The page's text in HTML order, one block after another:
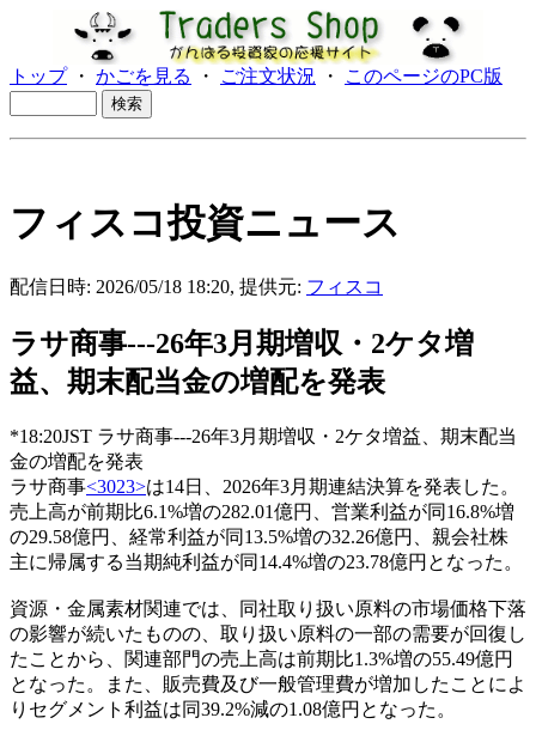
トップ・ かごを見る ・ ご注文状況 ・ このページのPC版
フィスコ投資ニュース
配信日時: 2026/05/18 18:20, 提供元: フィスコ
ラサ商事---26年3月期増収・2ケタ増
益、期末配当金の増配を発表
*18:20JST ラサ商事---26年3月期増収・2ケタ増益、期末配当
金の増配を発表
ラサ商事<3023>は14日、2026年3月期連結決算を発表した。
売上高が前期比6.1%増の282.01億円、営業利益が同16.8%増
の29.58億円、経常利益が同13.5%増の32.26億円、親会社株
主に帰属する当期純利益が同14.4%増の23.78億円となった。
資源・金属素材関連では、同社取り扱い原料の市場価格下落
の影響が続いたものの、取り扱い原料の一部の需要が回復し
たことから、関連部門の売上高は前期比1.3%増の55.49億円
となった。また、販売費及び一般管理費が増加したことによ
りセグメント利益は同39.2%減の1.08億円となった。